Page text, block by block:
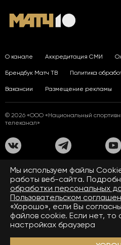
О канале Аккредитация СМИ
Брендбук Матч ТВ Политика
Вакансии Размещение рекламы
© 2026 «ООО «Национальный
телеканал»
На сайте применяются
Правилах применения
Средство массовой информации сетевое
зарегистрировано Федеральной службой по
информационных технологий и массовых
Свидетельство о регистрации средства
от 28.02.2018. Название — www.matchtv.ru.
Учредитель (соучредители) СМИ сетевого
«Национальный спортивный телеканал»,
Мы используем файлы
работы веб-сайта.
обработки персональных
Пользовательском
«Хорошо», если Вы
файлов cookie. Если нет,
настройках браузера